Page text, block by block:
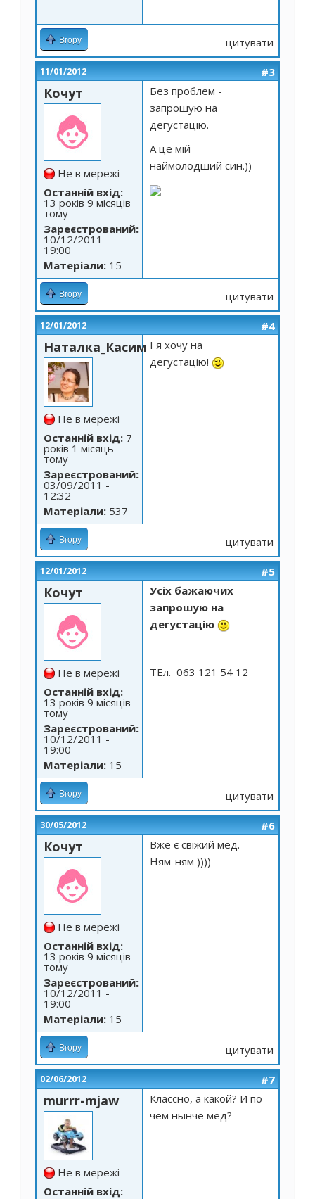
Вгору цитувати
11/01/2012 #3
Кочут
Не в мережі
Останній вхід:
13 років 9 місяців
тому
Зареєстрований:
10/12/2011 -
19:00
Матеріали: 15
Без проблем -
запрошую на
дегустацію.
А це мій
наймолодший син.))
Вгору цитувати
12/01/2012 #4
Наталка_Касим
Не в мережі
Останній вхід: 7
років 1 місяць
тому
Зареєстрований:
03/09/2011 -
12:32
Матеріали: 537
І я хочу на
дегустацію!
Вгору цитувати
12/01/2012 #5
Кочут
Не в мережі
Останній вхід:
13 років 9 місяців
тому
Зареєстрований:
10/12/2011 -
19:00
Матеріали: 15
Усіх бажаючих
запрошую на
дегустацію
ТЕл. 063 121 54 12
Вгору цитувати
30/05/2012 #6
Кочут
Не в мережі
Останній вхід:
13 років 9 місяців
тому
Зареєстрований:
10/12/2011 -
19:00
Матеріали: 15
Вже є свіжий мед.
Ням-ням ))))
Вгору цитувати
02/06/2012 #7
murrr-mjaw
Не в мережі
Останній вхід:
Классно, а какой? И по
чем нынче мед?